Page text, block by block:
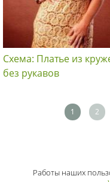
Схема: Платье из
без рукавов
1 2
Работы наших